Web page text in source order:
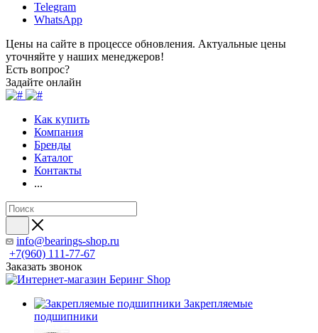
Telegram
WhatsApp
Цены на сайте в процессе обновления. Актуальные цены
уточняйте у наших менеджеров!
Есть вопрос?
Задайте онлайн
Как купить
Компания
Бренды
Каталог
Контакты
...
info@bearings-shop.ru
+7(960) 111-77-67
Заказать звонок
Закрепляемые
подшипники